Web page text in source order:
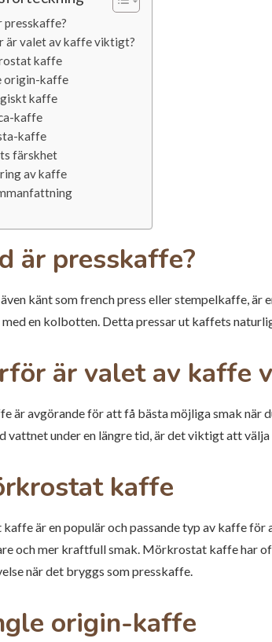
presskaffe?
är valet av kaffe viktigt?
kaffe
origin-kaffe
kaffe
kaffe
kaffe
färskhet
av kaffe
är presskaffe?
känt som french press eller stempelkaffe,
med en kolbotten. Detta pressar ut kaffets
är valet av kaffe
är avgörande för att få bästa möjliga smak
vattnet under en längre tid, är det viktigt att
kaffe
är en populär och passande typ av kaffe
och mer kraftfull smak. Mörkrostat kaffe har
när det bryggs som presskaffe.
origin-kaffe